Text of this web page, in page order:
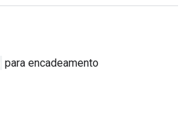
para encadeamento